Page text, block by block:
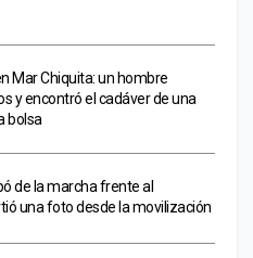
Mar Chiquita: un hombre
y encontró el cadáver de una
bolsa
de la marcha frente al
una foto desde la movilización